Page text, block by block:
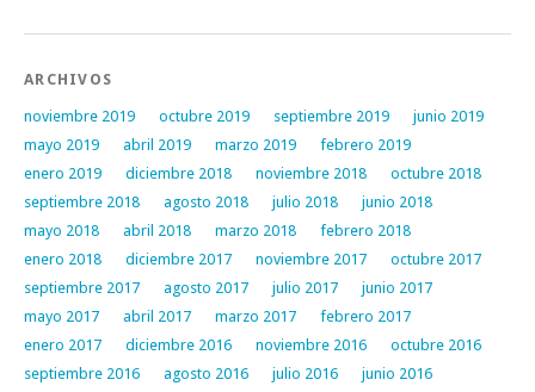
ARCHIVOS
noviembre 2019 octubre 2019 septiembre 2019
junio 2019
mayo 2019
abril 2019 marzo 2019
febrero 2019
enero 2019
diciembre 2018 noviembre 2018
octubre 2018
septiembre 2018
agosto 2018 julio 2018
junio 2018
mayo 2018
abril 2018 marzo 2018
febrero 2018
enero 2018
diciembre 2017 noviembre 2017
octubre 2017
septiembre 2017
agosto 2017 julio 2017
junio 2017
mayo 2017
abril 2017 marzo 2017
febrero 2017
enero 2017
diciembre 2016 noviembre 2016
octubre 2016
septiembre 2016
agosto 2016 julio 2016
junio 2016